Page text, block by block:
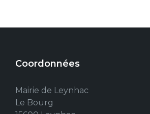
Coordonnées
Mairie de Leynhac
Le Bourg